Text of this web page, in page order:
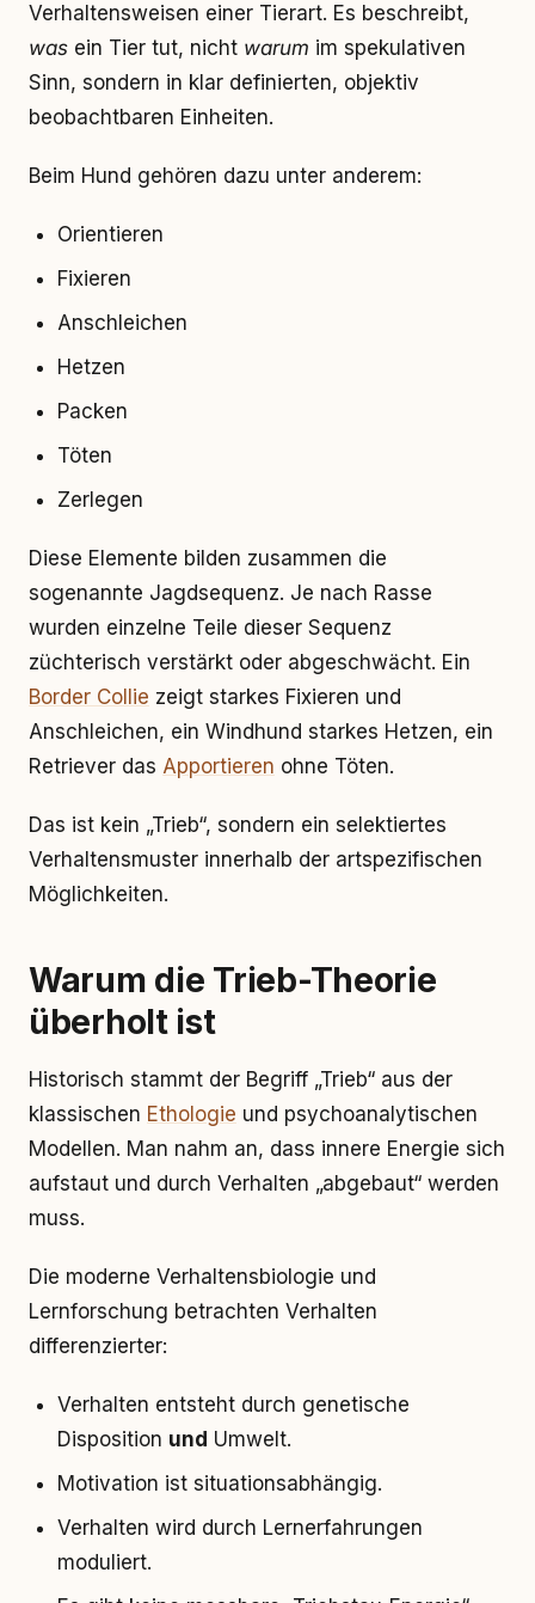
Verhaltensweisen einer Tierart. Es beschreibt,
was ein Tier tut, nicht warum im spekulativen
Sinn, sondern in klar definierten, objektiv
beobachtbaren Einheiten.
Beim Hund gehören dazu unter anderem:
Orientieren
Fixieren
Anschleichen
Hetzen
Packen
Töten
Zerlegen
Diese Elemente bilden zusammen die
sogenannte Jagdsequenz. Je nach Rasse
wurden einzelne Teile dieser Sequenz
züchterisch verstärkt oder abgeschwächt. Ein
Border Collie zeigt starkes Fixieren und
Anschleichen, ein Windhund starkes Hetzen, ein
Retriever das Apportieren ohne Töten.
Das ist kein „Trieb“, sondern ein selektiertes
Verhaltensmuster innerhalb der artspezifischen
Möglichkeiten.
Warum die Trieb-Theorie
überholt ist
Historisch stammt der Begriff „Trieb“ aus der
klassischen Ethologie und psychoanalytischen
Modellen. Man nahm an, dass innere Energie sich
aufstaut und durch Verhalten „abgebaut“ werden
muss.
Die moderne Verhaltensbiologie und
Lernforschung betrachten Verhalten
differenzierter:
Verhalten entsteht durch genetische
Disposition und Umwelt.
Motivation ist situationsabhängig.
Verhalten wird durch Lernerfahrungen
moduliert.